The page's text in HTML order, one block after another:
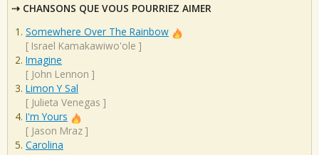
CHANSONS QUE VOUS POURRIEZ AIMER
Somewhere Over The Rainbow
[ Israel Kamakawiwo'ole ]
Imagine
[ John Lennon ]
Limon Y Sal
[ Julieta Venegas ]
I'm Yours
[ Jason Mraz ]
Carolina